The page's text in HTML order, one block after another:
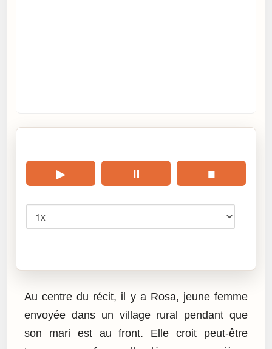
▶ ⏸ ■
Au centre du récit, il y a Rosa, jeune femme
envoyée dans un village rural pendant que
son mari est au front. Elle croit peut-être